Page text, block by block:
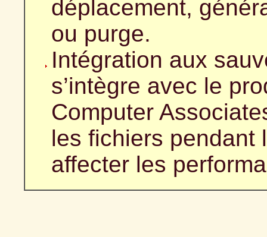
déplacement,
ou purge.
Intégration aux
s’intègre avec le
Computer
les fichiers pendant
affecter les